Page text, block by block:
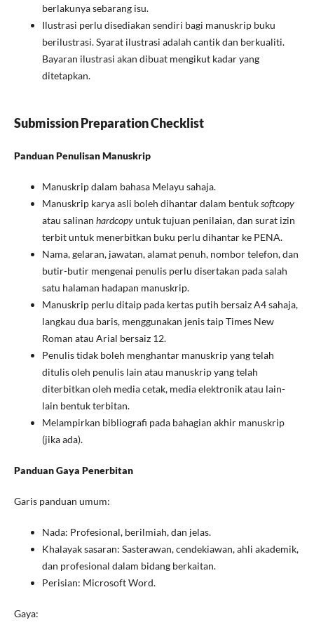
berlakunya sebarang isu.
Ilustrasi perlu disediakan sendiri bagi manuskrip buku
berilustrasi. Syarat ilustrasi adalah cantik dan berkualiti.
Bayaran ilustrasi akan dibuat mengikut kadar yang
ditetapkan.
Submission Preparation Checklist
Panduan Penulisan Manuskrip
Manuskrip dalam bahasa Melayu sahaja.
Manuskrip karya asli boleh dihantar dalam bentuksoftcopy
atau salinan hardcopyuntuk tujuan penilaian, dan surat izin
terbit untuk menerbitkan buku perlu dihantar ke PENA.
Nama, gelaran, jawatan, alamat penuh, nombor telefon, dan
butir-butir mengenai penulis perlu disertakan pada salah
satu halaman hadapan manuskrip.
Manuskrip perlu ditaip pada kertas putih bersaiz A4 sahaja,
langkau dua baris, menggunakan jenis taip Times New
Roman atau Arial bersaiz 12.
Penulis tidak boleh menghantar manuskrip yang telah
ditulis oleh penulis lain atau manuskrip yang telah
diterbitkan oleh media cetak, media elektronik atau lain-
lain bentuk terbitan.
Melampirkan bibliografi pada bahagian akhir manuskrip
(jika ada).
Panduan Gaya Penerbitan
Garis panduan umum:
Nada: Profesional, berilmiah, dan jelas.
Khalayak sasaran: Sasterawan, cendekiawan, ahli akademik,
dan profesional dalam bidang berkaitan.
Perisian: Microsoft Word.
Gaya: